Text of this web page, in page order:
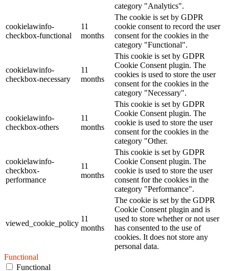
category "Analytics".
cookielawinfo-
checkbox-functional
11
months
The cookie is set by GDPR
cookie consent to record the user
consent for the cookies in the
category "Functional".
cookielawinfo-
checkbox-necessary
11
months
This cookie is set by GDPR
Cookie Consent plugin. The
cookies is used to store the user
consent for the cookies in the
category "Necessary".
cookielawinfo-
checkbox-others
11
months
This cookie is set by GDPR
Cookie Consent plugin. The
cookie is used to store the user
consent for the cookies in the
category "Other.
cookielawinfo-
checkbox-
performance
11
months
This cookie is set by GDPR
Cookie Consent plugin. The
cookie is used to store the user
consent for the cookies in the
category "Performance".
viewed_cookie_policy
11
months
The cookie is set by the GDPR
Cookie Consent plugin and is
used to store whether or not user
has consented to the use of
cookies. It does not store any
personal data.
Functional
Functional